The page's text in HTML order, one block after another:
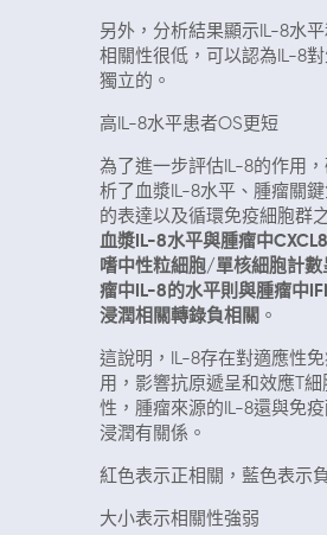
另外，分析結果顯示IL-8水平
相關性很低，可以認為IL-8
獨立的。
高IL-8水平患者OS更短
為了進一步評估IL-8的作用
析了血漿IL-8水平、腫瘤關
的表達以及循環免疫細胞群
血漿IL-8水平與腫瘤中
嗜中性粒細胞/單核細胞計數
瘤中IL-8的水平則與腫瘤中
浸潤相關轉錄負相關 。
這說明，IL-8存在對適應性
用，影響抗原遞呈和效應T
性，腫瘤來源的IL-8還與免
浸潤有關係。
紅色表示正相關，藍色表示
大小表示相關性強弱